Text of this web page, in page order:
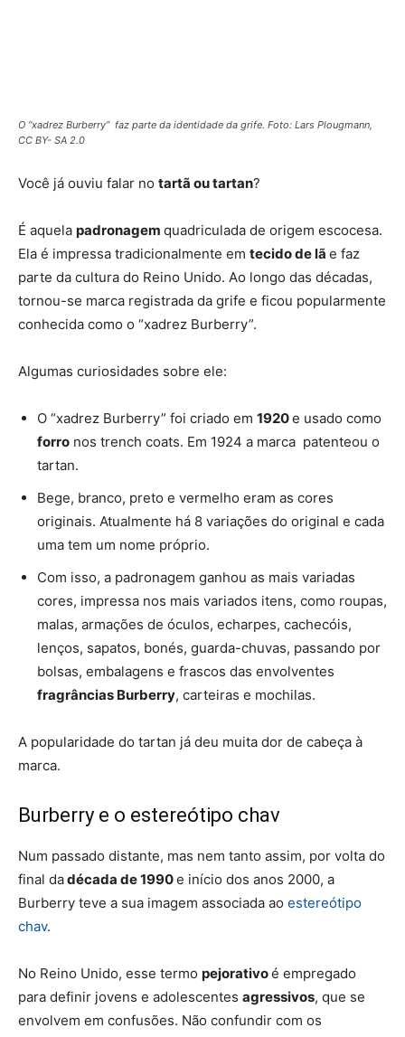
O “xadrez Burberry” faz parte da identidade da grife. Foto: Lars Plougmann,
CC BY- SA 2.0
Você já ouviu falar no tartã ou tartan?
É aquela padronagem quadriculada de origem escocesa.
Ela é impressa tradicionalmente em tecido de lã e faz
parte da cultura do Reino Unido. Ao longo das décadas,
tornou-se marca registrada da grife e ficou popularmente
conhecida como o “xadrez Burberry”.
Algumas curiosidades sobre ele:
O “xadrez Burberry” foi criado em 1920e usado como
forro nos trench coats. Em 1924 a marca patenteou o
tartan.
Bege, branco, preto e vermelho eram as cores
originais. Atualmente há 8 variações do original e cada
uma tem um nome próprio.
Com isso, a padronagem ganhou as mais variadas
cores, impressa nos mais variados itens, como roupas,
malas, armações de óculos, echarpes, cachecóis,
lenços, sapatos, bonés, guarda-chuvas, passando por
bolsas, embalagens e frascos das envolventes
fragrâncias Burberry, carteiras e mochilas.
A popularidade do tartan já deu muita dor de cabeça à
marca.
Burberry e o estereótipo chav
Num passado distante, mas nem tanto assim, por volta do
final dadécada de 1990e início dos anos 2000, a
Burberry teve a sua imagem associada ao estereótipo
chav.
No Reino Unido, esse termo pejorativoé empregado
para definir jovens e adolescentes agressivos, que se
envolvem em confusões. Não confundir com os